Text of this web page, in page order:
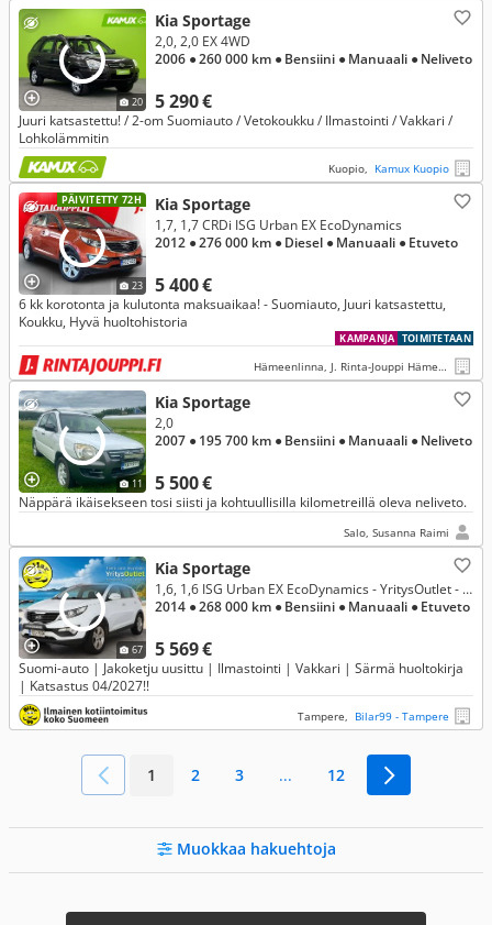
20
Kia Sportage
5 290 €
2,0, 2,0 EX 4WD
2006 ● 260 000 km ● Bensiini ● Manuaali ● Neliveto
Juuri katsastettu! / 2-om Suomiauto / Vetokoukku / Ilmastointi / Vakkari /
Lohkolämmitin
Kuopio, Kamux Kuopio
PÄIVITETTY 72H
23
Kia Sportage
5 400 €
1,7, 1,7 CRDi ISG Urban EX EcoDynamics
2012 ● 276 000 km ● Diesel ● Manuaali ● Etuveto
6 kk korotonta ja kulutonta maksuaikaa! - Suomiauto, Juuri katsastettu,
Koukku, Hyvä huoltohistoria
TOIMITETAAN
KAMPANJA
Hämeenlinna, J. Rinta-Jouppi Hämeenlinna
11
Kia Sportage
5 500 €
2,0
2007 ● 195 700 km ● Bensiini ● Manuaali ● Neliveto
Näppärä ikäisekseen tosi siisti ja kohtuullisilla kilometreillä oleva neliveto.
Salo, Susanna Raimi
67
Kia Sportage
5 569 €
1,6, 1,6 ISG Urban EX EcoDynamics - YritysOutlet - Myydään vain yrityksille
2014 ● 268 000 km ● Bensiini ● Manuaali ● Etuveto
Suomi-auto | Jakoketju uusittu | Ilmastointi | Vakkari | Särmä huoltokirja
| Katsastus 04/2027!!
Tampere, Bilar99 - Tampere
1 2 3 ... 12
Muokkaa hakuehtoja